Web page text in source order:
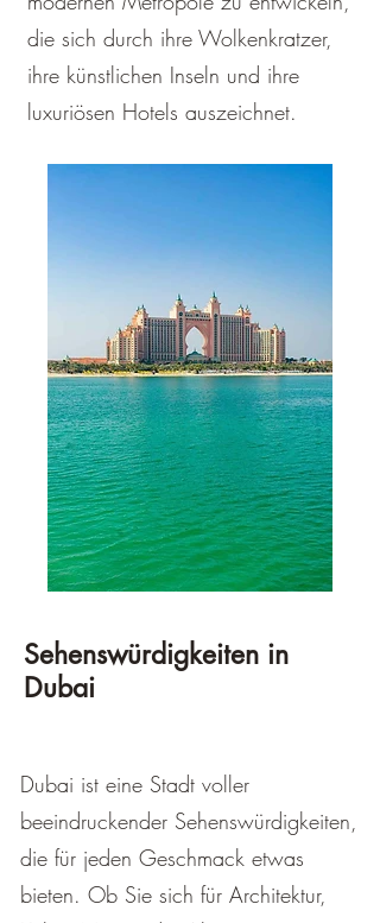
die sich durch ihre Wolkenkratzer,
ihre künstlichen Inseln und ihre
luxuriösen Hotels auszeichnet.
Sehenswürdigkeiten in
Dubai
Dubai ist eine Stadt voller
beeindruckender Sehenswürdigkeiten,
die für jeden Geschmack etwas
bieten. Ob Sie sich für Architektur,